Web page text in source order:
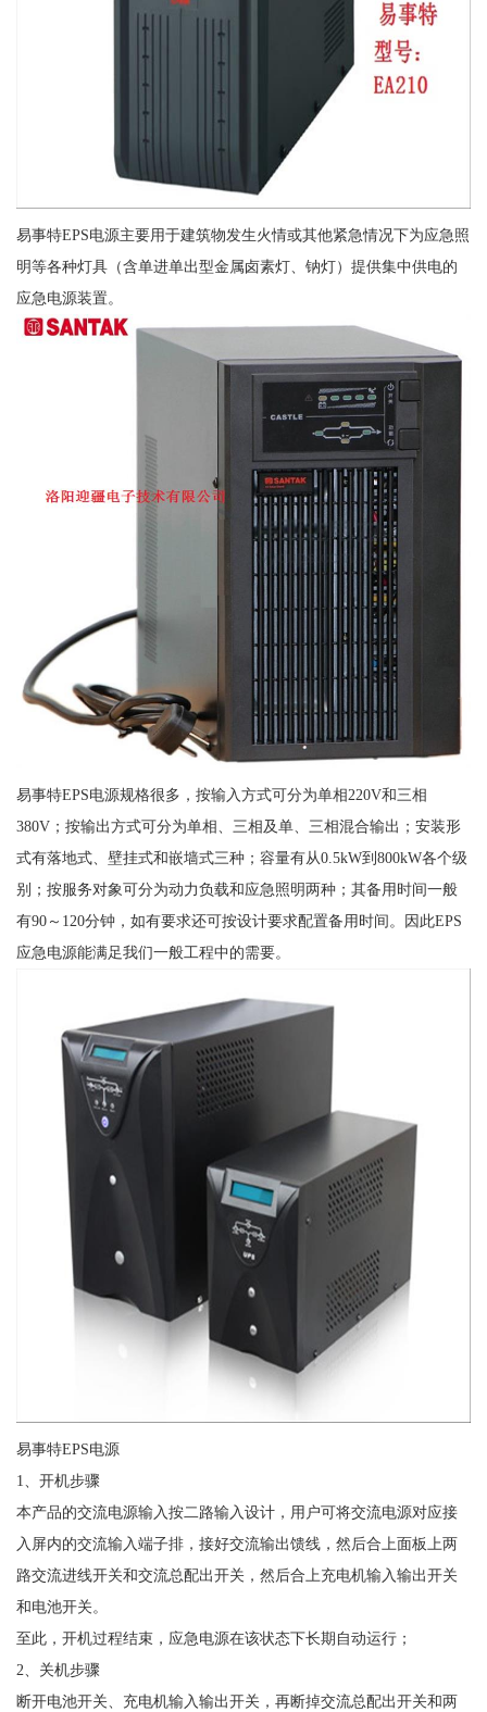
易事特EPS电源主要用于建筑物发生火情或其他紧急情况下为应急照
明等各种灯具（含单进单出型金属卤素灯、钠灯）提供集中供电的
应急电源装置。
易事特EPS电源规格很多，按输入方式可分为单相220V和三相
380V；按输出方式可分为单相、三相及单、三相混合输出；安装形
式有落地式、壁挂式和嵌墙式三种；容量有从0.5kW到800kW各个级
别；按服务对象可分为动力负载和应急照明两种；其备用时间一般
有90～120分钟，如有要求还可按设计要求配置备用时间。因此EPS
应急电源能满足我们一般工程中的需要。
易事特EPS电源
1、开机步骤
本产品的交流电源输入按二路输入设计，用户可将交流电源对应接
入屏内的交流输入端子排，接好交流输出馈线，然后合上面板上两
路交流进线开关和交流总配出开关，然后合上充电机输入输出开关
和电池开关。
至此，开机过程结束，应急电源在该状态下长期自动运行；
2、关机步骤
断开电池开关、充电机输入输出开关，再断掉交流总配出开关和两